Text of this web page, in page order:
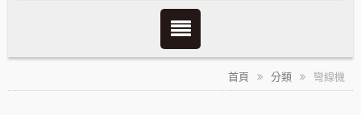
首頁 分類 彎線機